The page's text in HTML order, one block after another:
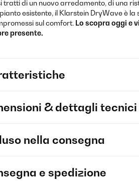
tratti di un nuovo arredamento, di una
esistente, il Klarstein DryWave è la
sul comfort. Lo scopra oggi e
presente.
& dettagli tecnici
nella consegna
e spedizione